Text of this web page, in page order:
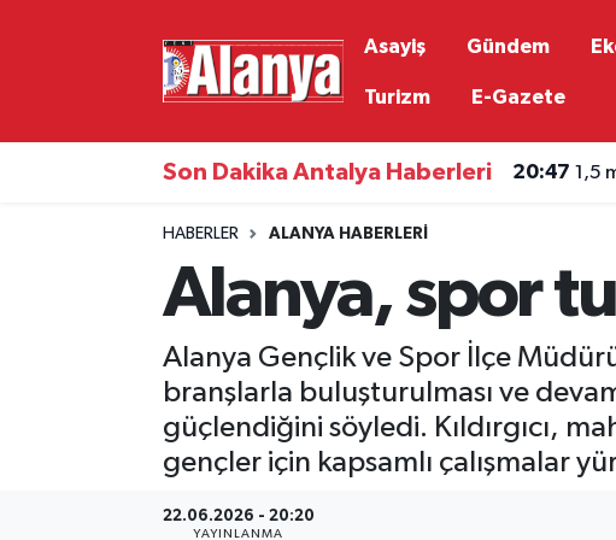
Asayiş Gündem
Turizm E-Gazete
Son Dakika Antalya Haberleri 20:47 1,5
HABERLER ALANYA HABERLERI
Alanya, spor
Alanya Gençlik ve Spor İlçe
branşlarla buluşturulması ve
güçlendiğini söyledi. Kıldırgıcı,
gençler için kapsamlı çalışmalar
22.06.2026 - 20:20
YAYINLANMA
Alanyaspor
Antalya Nöbetçi Eczaneler
Antalya Trafik Yoğunluk Haritası
Tüm Manşetler
Son Dakika Haberleri
Haber Arşivi